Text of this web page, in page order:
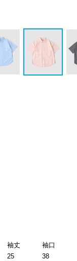
袖丈
袖口
25
38